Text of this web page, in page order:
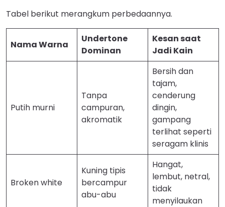
Tabel berikut merangkum perbedaannya.
Nama Warna
Undertone
Dominan
Kesan saat
Jadi Kain
Putih murni
Tanpa
campuran,
akromatik
Bersih dan
tajam,
cenderung
dingin,
gampang
terlihat seperti
seragam klinis
Broken white
Kuning tipis
bercampur
abu-abu
Hangat,
lembut, netral,
tidak
menyilaukan